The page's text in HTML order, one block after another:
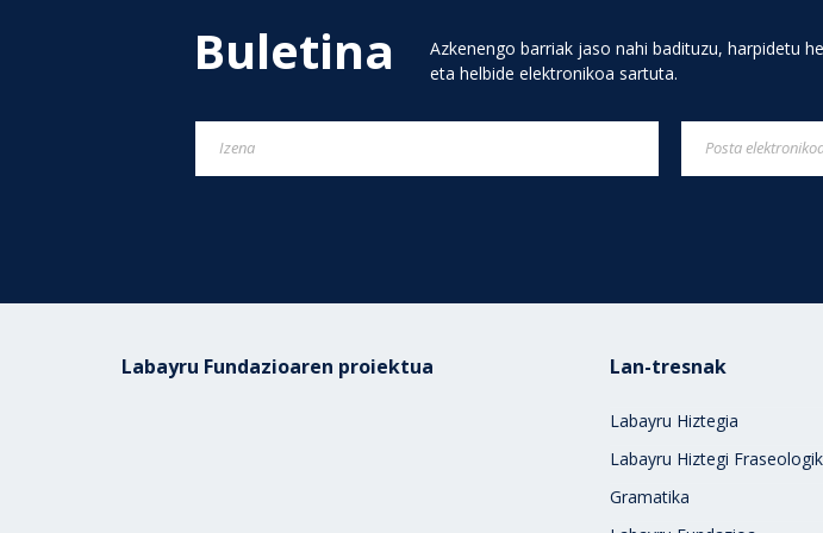
Buletina
Azkenengo barriak jaso nahi badituzu, harpidetu
eta helbide elektronikoa sartuta.
Labayru Fundazioaren proiektua Lan-tresnak
Labayru Hiztegia
Labayru Hiztegi
Gramatika